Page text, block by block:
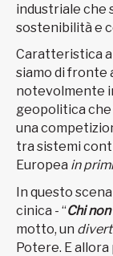
industriale che
sostenibilità e
Caratteristica
siamo di fronte
notevolmente
geopolitica
una
tra sistemi
Europea in
In questo
cinica - “Chi
motto, un
Potere. E